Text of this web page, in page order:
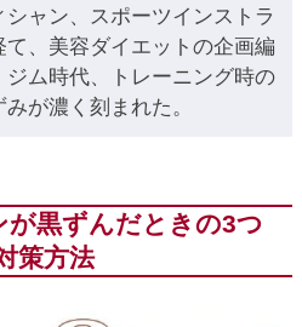
シャン、スポーツインストラ
て、美容ダイエットの企画編
ジム時代、トレーニング時の
が濃く刻まれた。
が黒ずんだときの3つ
策方法